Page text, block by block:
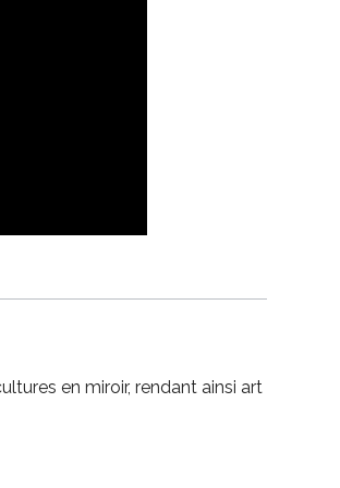
en miroir, rendant ainsi art